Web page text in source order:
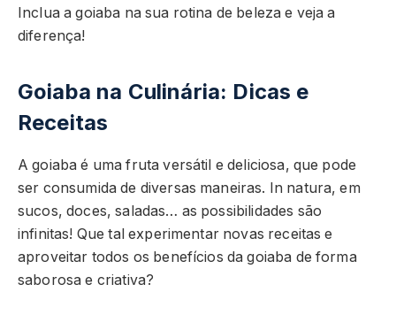
Inclua a goiaba na sua rotina de beleza e veja a
diferença!
Goiaba na Culinária: Dicas e
Receitas
A goiaba é uma fruta versátil e deliciosa, que pode
ser consumida de diversas maneiras. In natura, em
sucos, doces, saladas… as possibilidades são
infinitas! Que tal experimentar novas receitas e
aproveitar todos os benefícios da goiaba de forma
saborosa e criativa?